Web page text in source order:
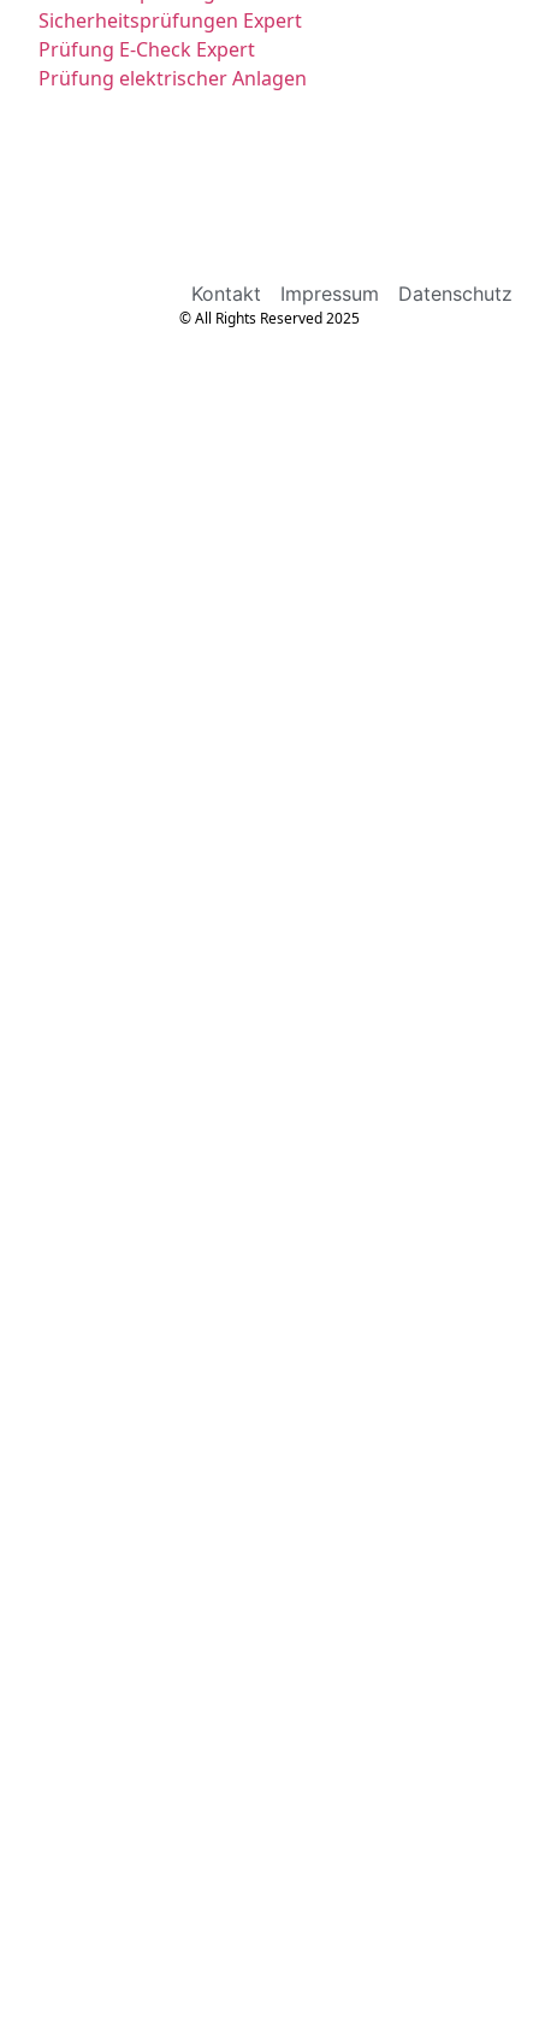
Sicherheitsprüfungen Expert
Prüfung E-Check Expert
Prüfung elektrischer Anlagen
Kontakt Impressum Datenschutz
© All Rights Reserved 2025